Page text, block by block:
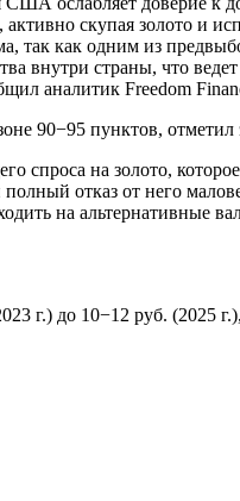
скупая золото и
так как одним из
внутри страны, что
аналитик Freedom
90−95 пунктов, отметил
спроса на золото,
отказ от него
на альтернативные
г.) до 10−12 руб. (2025